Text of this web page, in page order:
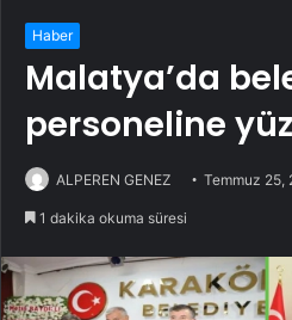
Haber
Malatya’da
personeline
ALPEREN GENEZ Temmuz 25,
1 dakika okuma süresi